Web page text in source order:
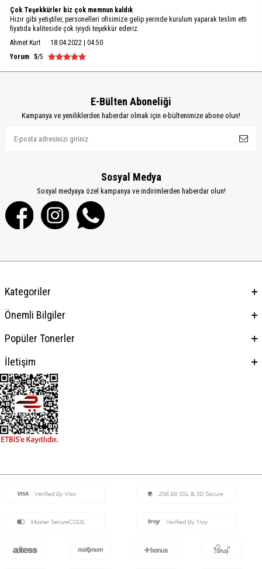
Çok Teşekkürler biz çok memnun kaldık
Hızır gibi yetiştiler, personelleri ofisimize gelip yerinde kurulum yaparak teslim etti
fiyatıda kaliteside çok iyiydi teşekkür ederiz.
Ahmet Kurt
18.04.2022 | 04:50
Yorum 5/5
E-Bülten Aboneliği
Kampanya ve yeniliklerden haberdar olmak için e-bültenimize abone olun!
Sosyal Medya
Sosyal medyaya özel kampanya ve indirimlerden haberdar olun!
Kategoriler
Önemli Bilgiler
Popüler Tonerler
İletişim